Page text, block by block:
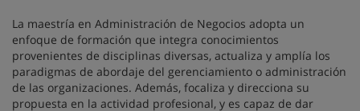
La maestría en Administración de Negocios adopta un
enfoque de formación que integra conocimientos
provenientes de disciplinas diversas, actualiza y amplía los
paradigmas de abordaje del gerenciamiento o administración
de las organizaciones. Además, focaliza y direcciona su
propuesta en la actividad profesional, y es capaz de dar